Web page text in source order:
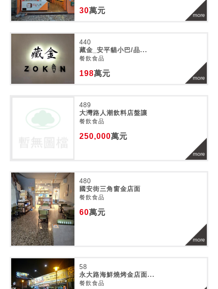
30萬元
440
藏金_安平貓小巴/品...
餐飲食品
198萬元
489
大灣路人潮飲料店盤讓
餐飲食品
250,000萬元
480
國安街三角窗金店面
餐飲食品
60萬元
58
永大路海鮮燒烤金店面...
餐飲食品